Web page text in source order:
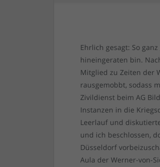
Ehrlich gesagt: So
hineingeraten bin.
Mitglied zu Zeiten der
rausgemobbt, sodass
Zivildienst beim AG
Instanzen in die
Leerlauf und
und ich beschlossen,
Düsseldorf
Aula der Werner-von-